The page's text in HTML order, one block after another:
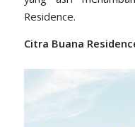
Residence.
Citra Buana